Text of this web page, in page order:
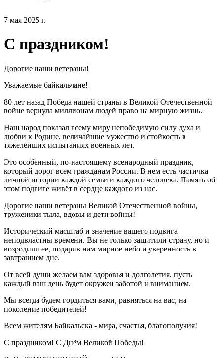
7 мая 2025 г.
С праздником!
Дорогие наши ветераны!
Уважаемые байкальчане!
80 лет назад Победа нашей страны в Великой Отечественной
войне вернула миллионам людей право на мирную жизнь.
Наш народ показал всему миру непобедимую силу духа и
любви к Родине, величайшие мужество и стойкость в
тяжелейших испытаниях военных лет.
Это особенный, по-настоящему всенародный праздник,
который дорог всем гражданам России. В нем есть частичка
личной истории каждой семьи и каждого человека. Память об
этом подвиге живёт в сердце каждого из нас.
Дорогие наши ветераны Великой Отечественной войны,
труженики тыла, вдовы и дети войны!
Исторический масштаб и значение вашего подвига
неподвластны времени. Вы не только защитили страну, но и
возродили ее, подарив нам мирное небо и уверенность в
завтрашнем дне.
От всей души желаем вам здоровья и долголетия, пусть
каждый ваш день будет окружен заботой и вниманием.
Мы всегда будем гордиться вами, равняться на вас, на
поколение победителей!
Всем жителям Байкальска - мира, счастья, благополучия!
С праздником! С Днём Великой Победы!